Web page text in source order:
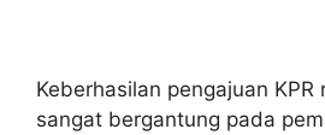
Keberhasilan pengajuan KPR
sangat bergantung pada